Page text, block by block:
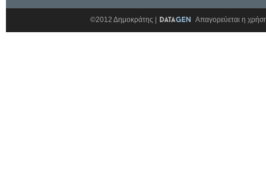
©2012 Δημοκράτης | Απαγορεύεται η